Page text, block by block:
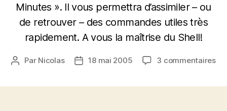
Minutes ». Il vous permettra d’assimiler – ou
de retrouver – des commandes utiles très
rapidement. A vous la maîtrise du Shell!
Auteur
Par Nicolas
Date18 mai 2005 3 commentairessur